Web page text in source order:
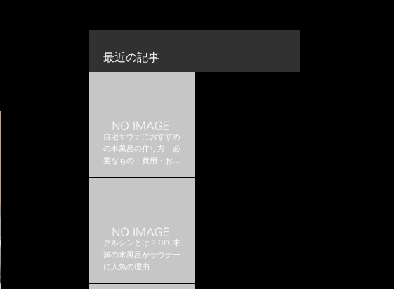
最近の記事
自宅サウナにおすすめ
の水風呂の作り方｜必
要なもの・費用・おす
グルシンとは？10℃未
満の水風呂がサウナー
に人気の理由